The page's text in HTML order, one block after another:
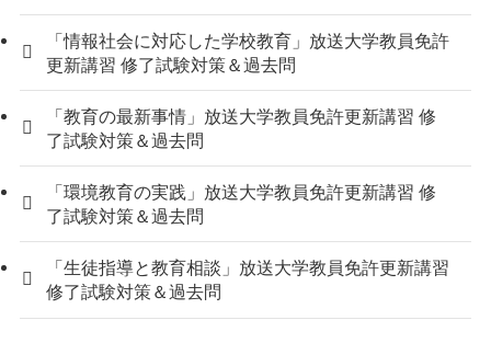
「情報社会に対応した学校教育」放送大学教員免許
更新講習 修了試験対策＆過去問
「教育の最新事情」放送大学教員免許更新講習 修
了試験対策＆過去問
「環境教育の実践」放送大学教員免許更新講習 修
了試験対策＆過去問
「生徒指導と教育相談」放送大学教員免許更新講習
修了試験対策＆過去問